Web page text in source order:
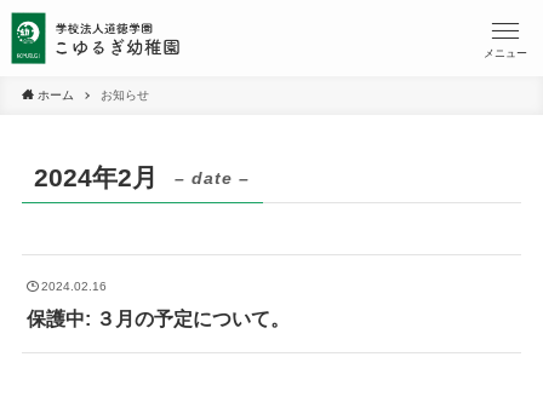
メニュー
ホーム お知らせ
2024年2月 – date –
2024.02.16
保護中: ３月の予定について。